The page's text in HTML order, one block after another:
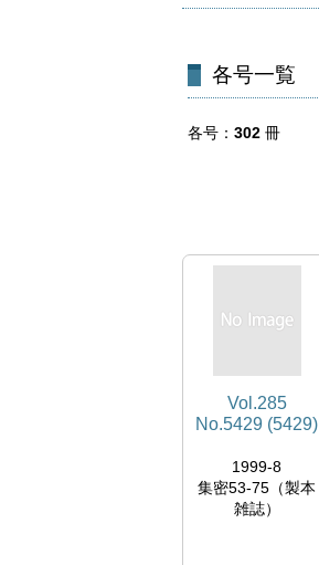
各号一覧
各号 302 冊
Vol.285
No.5429 (5429)
1999-8
集密53-75（製本
雑誌）